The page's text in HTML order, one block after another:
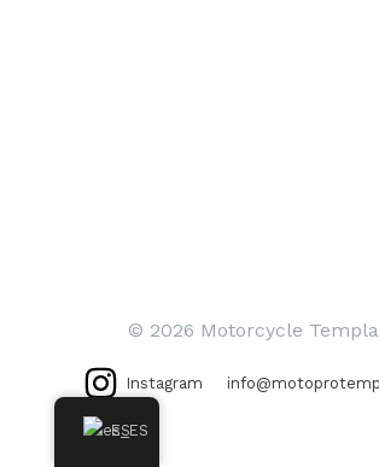
© 2026 Motorcycle
Instagram
ES